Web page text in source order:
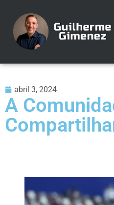
abril 3, 2024
A